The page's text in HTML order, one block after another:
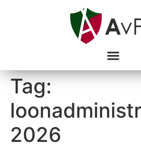
Tag:
2026